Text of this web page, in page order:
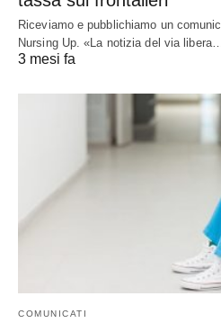
Riceviamo e pubblichiamo un
Nursing Up. «La notizia del via
3 mesi fa
COMUNICATI